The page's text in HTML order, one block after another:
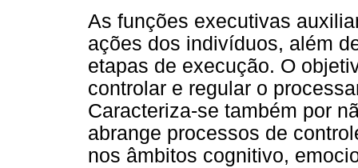
As funções executivas
ações dos indivíduos, além
etapas de execução. O
controlar e regular o
Caracteriza-se também por
abrange processos de
nos âmbitos cognitivo,